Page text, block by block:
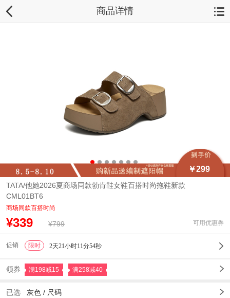
商品详情
￥299
TATA/他她2026夏商场同款勃肯鞋女鞋百搭时尚拖鞋新款
CML01BT6
商场同款百搭时尚
¥339 ¥799 可用优惠券
促销 限时 2天21小时11分51秒
领券 满198减15 满258减40
已选 灰色 / 尺码